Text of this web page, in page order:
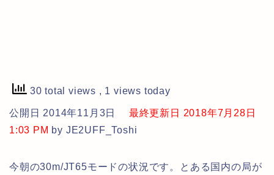
30 total views , 1 views today
公開日 2014年11月3日
最終更新日 2018年7月28日
1:03 PM by JE2UFF_Toshi
今朝の30m/JT65モードの状況です。とある国内の局が